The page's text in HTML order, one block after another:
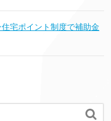
宅ポイント制度で補助金
